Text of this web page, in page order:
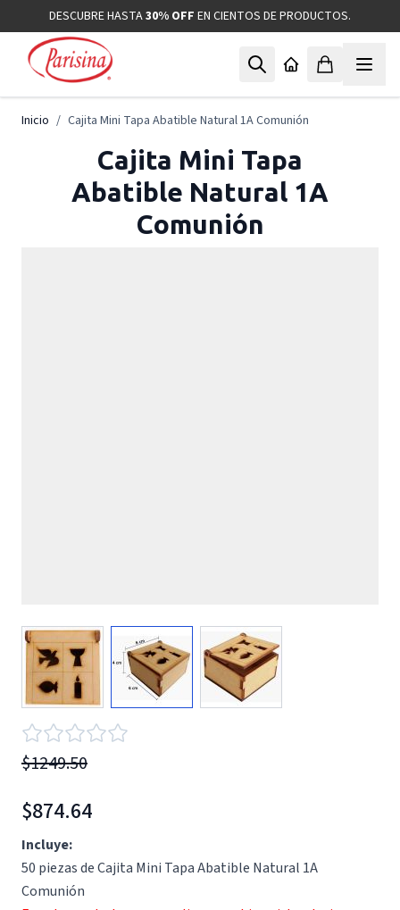
Ir al contenidoDESCUBRE HASTA30% OFF EN CIENTOS DE PRODUCTOS.
Inicio / Cajita Mini Tapa Abatible Natural 1A Comunión
Cajita Mini Tapa
Abatible Natural 1A
Comunión
View larger imageView larger imageView larger image
$1249.50
$874.64
Incluye:
50 piezas de Cajita Mini Tapa Abatible Natural 1A
Comunión